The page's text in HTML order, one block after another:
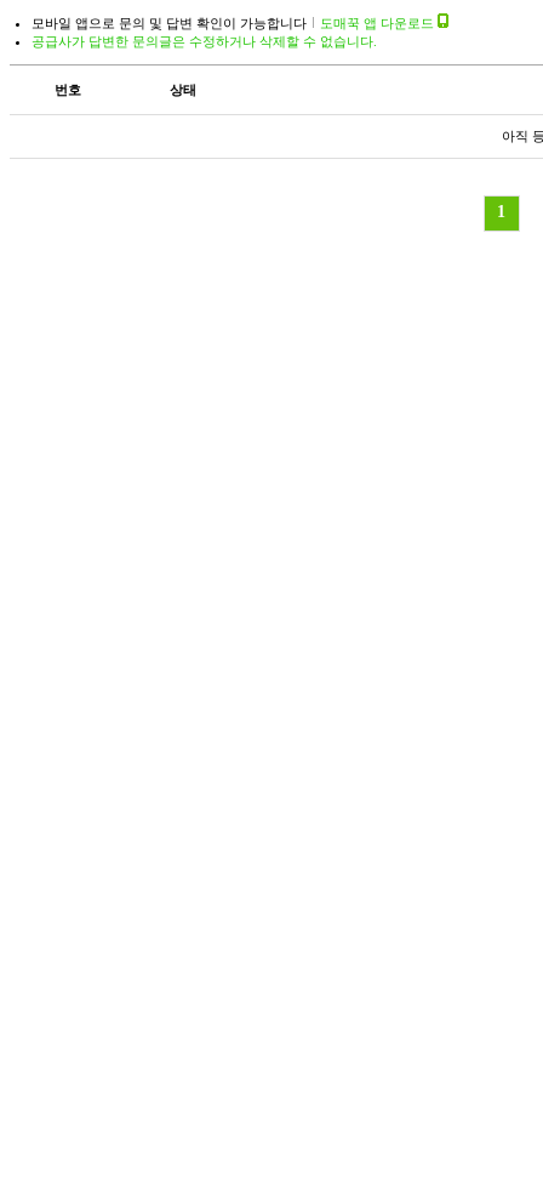
모바일 앱으로 문의 및 답변 확인이 가능합니다
도매꾹 앱 다운로드
공급사가 답변한 문의글은 수정하거나 삭제할 수 없습니다.
번호 상태
아직
1